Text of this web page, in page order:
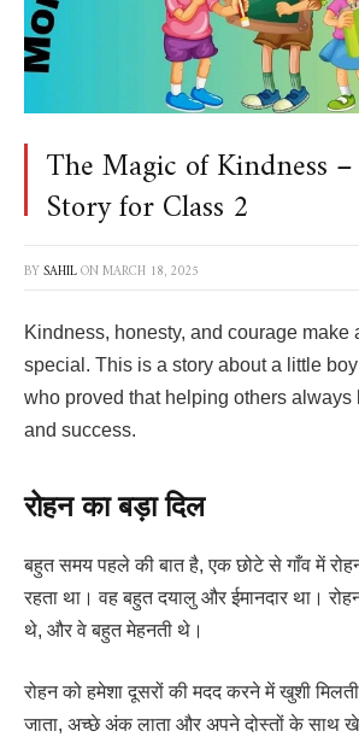
The Magic of Kindness
Story for Class 2
BYSAHILONMARCH 18, 2025
Kindness, honesty, and courage make
special. This is a story about a little
who proved that helping others always
and success.
रोहन का बड़ा दिल
बहुत समय पहले की बात है, एक छोटे से गाँव में
रहता था। वह बहुत दयालु और ईमानदार था।
थे, और वे बहुत मेहनती थे।
रोहन को हमेशा दूसरों की मदद करने में खुशी
जाता, अच्छे अंक लाता और अपने दोस्तों के साथ